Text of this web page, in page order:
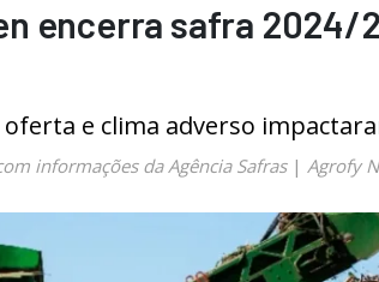
encerra safra 2024/
e clima adverso
informações da Agência Safras| Agrofy